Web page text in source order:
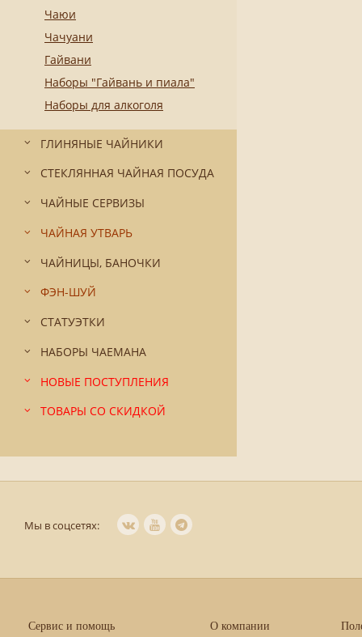
Чаюи
Чачуани
Гайвани
Наборы "Гайвань и пиала"
Наборы для алкоголя
ГЛИНЯНЫЕ ЧАЙНИКИ
СТЕКЛЯННАЯ ЧАЙНАЯ ПОСУДА
ЧАЙНЫЕ СЕРВИЗЫ
ЧАЙНАЯ УТВАРЬ
ЧАЙНИЦЫ, БАНОЧКИ
ФЭН-ШУЙ
СТАТУЭТКИ
НАБОРЫ ЧАЕМАНА
НОВЫЕ ПОСТУПЛЕНИЯ
ТОВАРЫ СО СКИДКОЙ
Мы в соцсетях:
Сервис и помощь О компании